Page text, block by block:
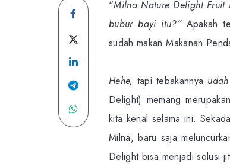
Share
on
Facebook
Twitter
Share
on
Linkedin
Share
Telegram
Share
WhatsApp
“Milna Nature Delight Fruit
bubur bayi itu?” Apakah
sudah makan Makanan
Hehe, tapi tebakannya
Delight) memang
kita kenal selama ini.
Milna, baru saja
Delight bisa menjadi solusi